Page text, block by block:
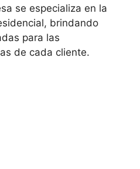
se especializa en la
brindando
para las
de cada cliente.